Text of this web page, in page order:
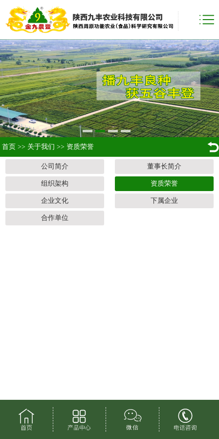
首页 >> 关于我们 >> 资质荣誉
公司简介 董事长简介
组织架构 资质荣誉
企业文化 下属企业
合作单位